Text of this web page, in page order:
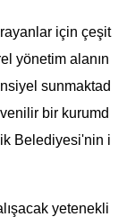
için çeşit
yönetim alanın
sunmaktad
bir kurumd
Belediyesi'nin i
yetenekli